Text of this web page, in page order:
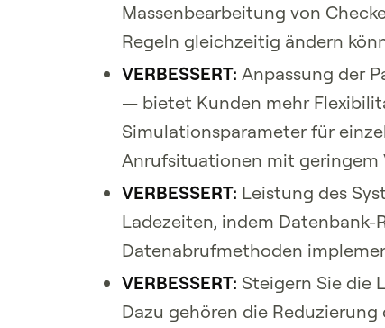
Massenbearbeitung von
Regeln gleichzeitig ändern
VERBESSERT: Anpassung der
— bietet Kunden mehr
Simulationsparameter für
Anrufsituationen mit geringem
VERBESSERT: Leistung des
Ladezeiten, indem
Datenabrufmethoden
VERBESSERT: Steigern Sie die
Dazu gehören die